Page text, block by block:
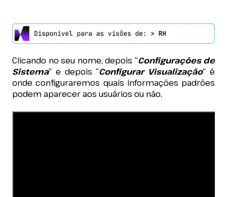
Clicando no seu nome, depois “Configurações de
Sistema” e depois “Configurar Visualização” é
onde configuraremos quais informações padrões
podem aparecer aos usuários ou não.